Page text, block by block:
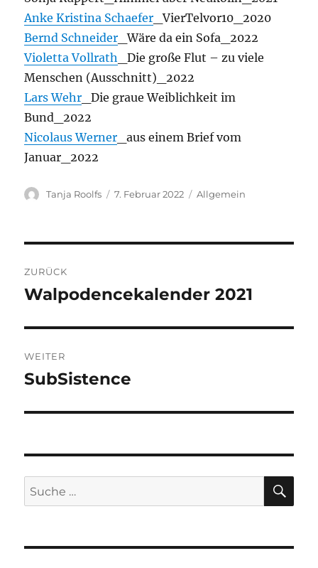
Anke Kristina Schaefer _VierTelvor10_2020
Bernd Schneider _Wäre da ein Sofa_2022
Violetta Vollrath
_Die große Flut – zu viele
Menschen (Ausschnitt)_2022
Lars Wehr _Die graue Weiblichkeit im
Bund_2022
Nicolaus Werner _aus einem Brief vom
Januar_2022
Autor
Tanja Roolfs
Veröffentlicht
7. Februar 2022 Kategorien
Allgemein
Navigation
ZURÜCK
Vorheriger
Walpodencekalender 2021
WEITER
Nächster
SubSistence
Suche
nach: